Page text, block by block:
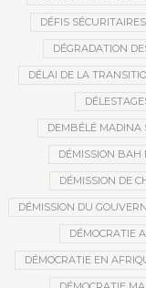
DÉFIS SÉCURITAIRES
DÉGRADATION
DÉLAI DE LA
DEMBÉLÉ MADINA
DÉMISSION BAH
DÉMISSION DE
DÉMISSION DU
DÉMOCRATIE
DÉMOCRATIE EN